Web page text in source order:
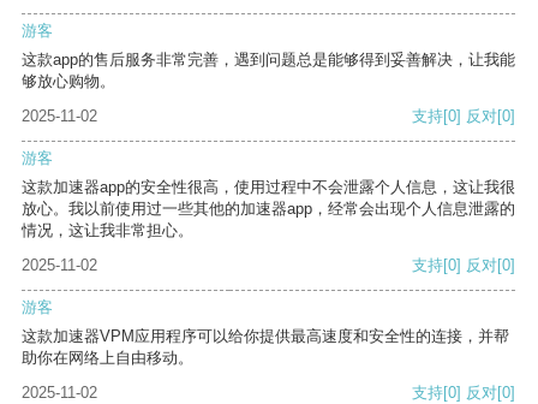
游客
这款app的售后服务非常完善，遇到问题总是能够得到妥善解决，让我能
够放心购物。
2025-11-02
支持[0] 反对[0]
游客
这款加速器app的安全性很高，使用过程中不会泄露个人信息，这让我很
放心。我以前使用过一些其他的加速器app，经常会出现个人信息泄露的
情况，这让我非常担心。
2025-11-02
支持[0] 反对[0]
游客
这款加速器VPM应用程序可以给你提供最高速度和安全性的连接，并帮
助你在网络上自由移动。
2025-11-02
支持[0] 反对[0]